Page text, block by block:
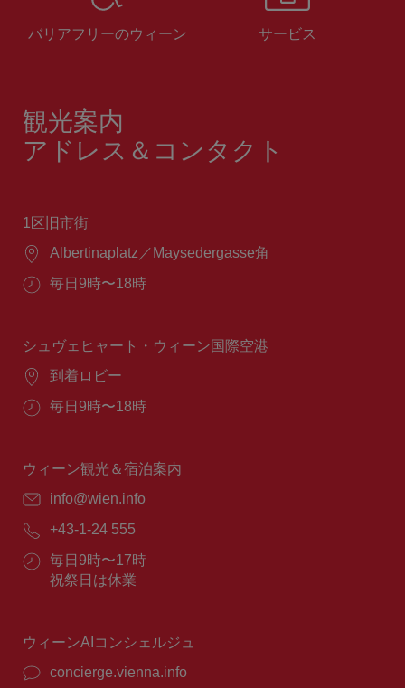
バリアフリーのウィーン サービス
観光案内
アドレス＆コンタクト
1区旧市街
場
Albertinaplatz／Maysedergasse角
営
間：
毎日9時〜18時
シュヴェヒャート・ウィーン国際空港
場
到着ロビー
営
間：
毎日9時〜18時
ウィーン観光＆宿泊案内
E
ー
ル：
info@wien.info
電
番
号：
+43-1-24 555
営
業
毎日9時〜17時
祝祭日は休業
ウィーンAIコンシェルジュ
concierge.vienna.info